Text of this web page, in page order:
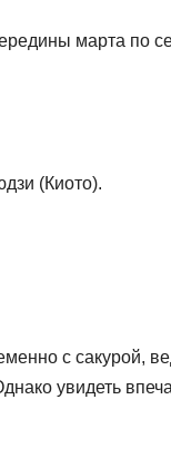
марта
(Киото).
с сакурой,
увидеть